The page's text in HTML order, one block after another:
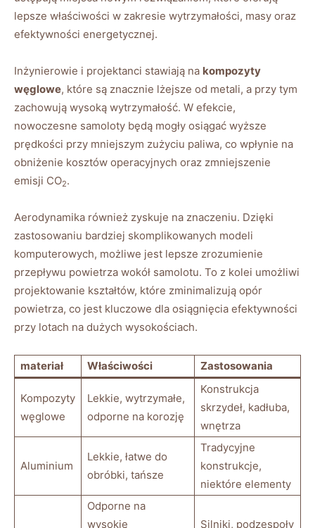
lepsze właściwości w zakresie wytrzymałości, masy oraz
efektywności energetycznej.
Inżynierowie i projektanci stawiają na kompozyty
węglowe, które są znacznie lżejsze od metali, a przy tym
zachowują wysoką wytrzymałość. W efekcie,
nowoczesne samoloty będą mogły osiągać wyższe
prędkości przy mniejszym zużyciu paliwa, co wpłynie na
obniżenie kosztów operacyjnych oraz zmniejszenie
emisji CO2.
Aerodynamika również zyskuje na znaczeniu. Dzięki
zastosowaniu bardziej skomplikowanych modeli
komputerowych, możliwe jest lepsze zrozumienie
przepływu powietrza wokół samolotu. To z kolei umożliwi
projektowanie kształtów, które zminimalizują opór
powietrza, co jest kluczowe dla osiągnięcia efektywności
przy lotach na dużych wysokościach.
materiał Właściwości Zastosowania
Kompozyty
węglowe
Lekkie, wytrzymałe,
odporne na korozję
Konstrukcja
skrzydeł, kadłuba,
wnętrza
Aluminium
Lekkie, łatwe do
obróbki, tańsze
Tradycyjne
konstrukcje,
niektóre elementy
Odporne na
wysokie
Silniki, podzespoły